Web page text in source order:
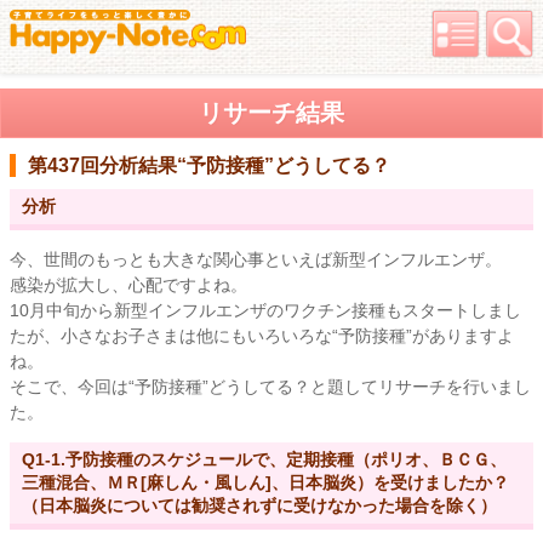
リサーチ結果
第437回分析結果“予防接種”どうしてる？
分析
今、世間のもっとも大きな関心事といえば新型インフルエンザ。
感染が拡大し、心配ですよね。
10月中旬から新型インフルエンザのワクチン接種もスタートしまし
たが、小さなお子さまは他にもいろいろな“予防接種”がありますよ
ね。
そこで、今回は“予防接種”どうしてる？と題してリサーチを行いまし
た。
Q1-1.予防接種のスケジュールで、定期接種（ポリオ、ＢＣＧ、
三種混合、ＭＲ[麻しん・風しん]、日本脳炎）を受けましたか？
（日本脳炎については勧奨されずに受けなかった場合を除く）